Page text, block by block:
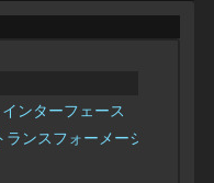
ンターフェース
ランスフォーメーションを加